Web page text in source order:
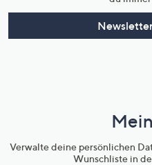
Verwalte deine persönlichen
Wunschliste in